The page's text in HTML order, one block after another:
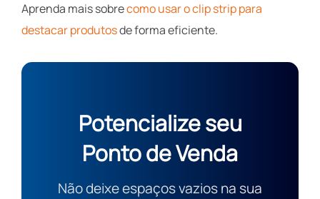
Aprenda mais sobrecomo usar o clip strip para
destacar produtosde forma eficiente.
Potencialize seu
Ponto de Venda
Não deixe espaços vazios na sua